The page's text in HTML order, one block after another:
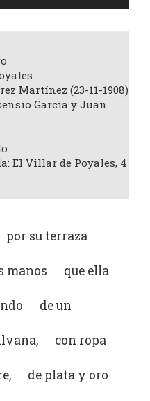
Martínez (23-11-1908)
García y Juan
El Villar de Poyales, 4
su terraza
manos que ella
de un
con ropa
de plata y oro